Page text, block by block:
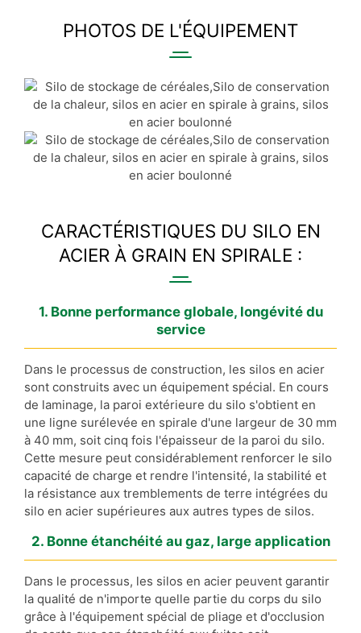
PHOTOS DE L'ÉQUIPEMENT
CARACTÉRISTIQUES DU SILO EN
ACIER À GRAIN EN SPIRALE :
1. Bonne performance globale, longévité du
service
Dans le processus de construction, les silos en acier
sont construits avec un équipement spécial. En cours
de laminage, la paroi extérieure du silo s'obtient en
une ligne surélevée en spirale d'une largeur de 30 mm
à 40 mm, soit cinq fois l'épaisseur de la paroi du silo.
Cette mesure peut considérablement renforcer le silo
capacité de charge et rendre l'intensité, la stabilité et
la résistance aux tremblements de terre intégrées du
silo en acier supérieures aux autres types de silos.
2. Bonne étanchéité au gaz, large application
Dans le processus, les silos en acier peuvent garantir
la qualité de n'importe quelle partie du corps du silo
grâce à l'équipement spécial de pliage et d'occlusion